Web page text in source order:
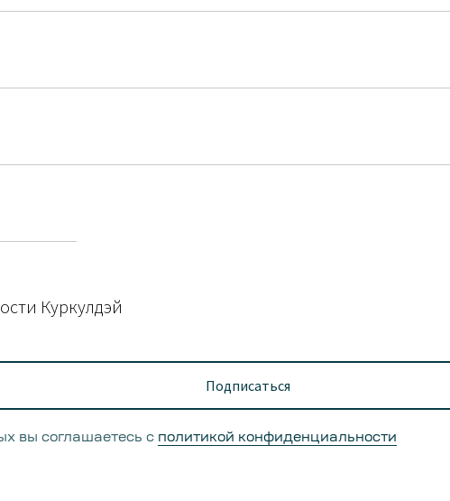
руб.
Робокассу" и нажмите «Оформить и оплатить».
— точно по графику.
рассрочку.
и нажмите «Оформить и оплатить».
с вами для подтверждения деталей заказа и доставки.
Куркулдэй
Подписаться
вы соглашаетесь с политикой конфиденциальности